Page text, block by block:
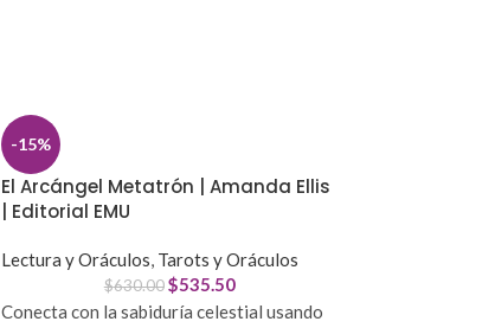
-15%
El Arcángel Metatrón | Amanda Ellis
| Editorial EMU
Lectura y Oráculos, Tarots y Oráculos
$630.00 $535.50
Conecta con la sabiduría celestial usando